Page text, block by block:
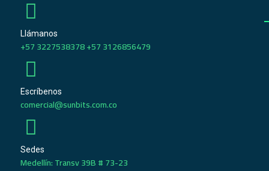
Llámanos
+57 3227538378 +57 3126856479
Escríbenos
comercial@sunbits.com.co
Sedes
Medellín: Transv 39B # 73-23